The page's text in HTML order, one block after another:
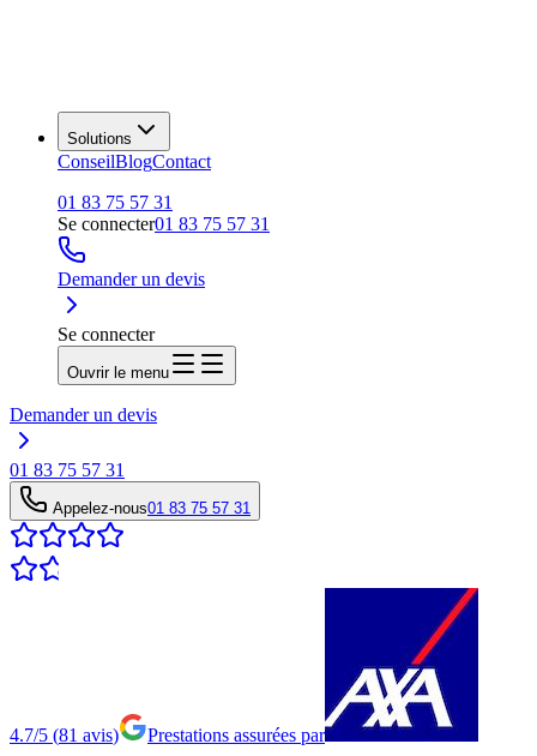
Solutions
ConseilBlogContact
01 83 75 57 31
Se connecter01 83 75 57 31
Demander un devis
Se connecter
Ouvrir le menu
Demander un devis
01 83 75 57 31
Appelez-nous01 83 75 57 31
4.7/5 (81 avis) Prestations assurées par